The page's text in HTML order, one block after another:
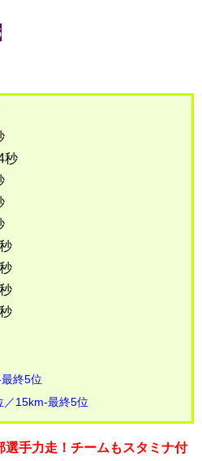
秒
終5位
15km-最終5位
手力走！チームもスタミナ付